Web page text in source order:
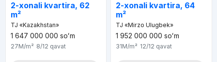
2-xonali kvartira, 62
m²
TJ «Kazakhstan»
1 647 000 000 soʻm
27M/m² 8/12 qavat
2-xonali kvartira, 64
m²
TJ «Mirzo Ulugbek»
1 952 000 000 soʻm
31M/m² 12/12 qavat